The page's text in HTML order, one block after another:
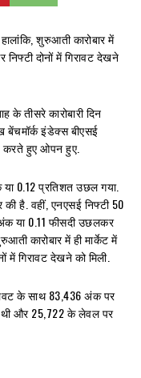
शुरुआती कारोबार में
दोनों में गिरावट देखने
के तीसरे कारोबारी दिन
बेंचमॉर्क इंडेक्स बीएसई
करते हुए ओपन हुए.
0.12 प्रतिशत उछल गया.
है. वहीं, एनएसई निफ्टी 50
या 0.11 फीसदी उछलकर
कारोबार में ही मार्केट में
में गिरावट देखने को मिली.
के साथ 83,436 अंक पर
थी और 25,722 के लेवल पर